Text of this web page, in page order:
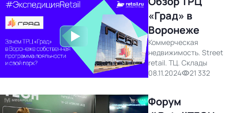
«Град» в
Воронеже
Коммерческая
недвижимость. Street
retail. ТЦ. Склады
08.11.2024
21 332
Форум